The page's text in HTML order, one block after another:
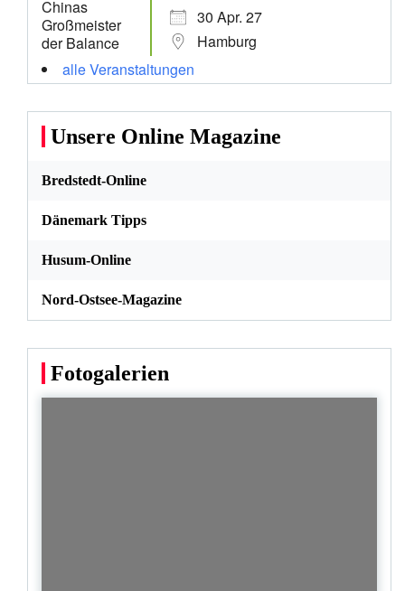
30 Apr. 27
Hamburg
alle Veranstaltungen
Unsere Online Magazine
Bredstedt-Online
Dänemark Tipps
Husum-Online
Nord-Ostsee-Magazine
Fotogalerien